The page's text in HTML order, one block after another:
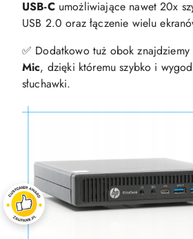
USB-C umożliwiające nawet 20x
USB 2.0 oraz łączenie wielu
✅ Dodatkowo tuż obok znajdziemy
Mic, dzięki któremu szybko i
słuchawki.